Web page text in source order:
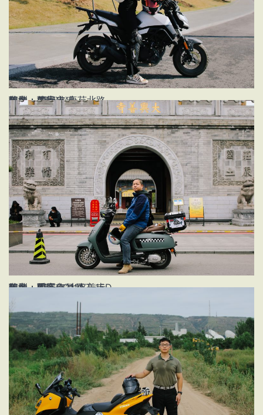
姓名：任柯
年龄：27
职业：护士
车型：春风狒狒
地点：西安市 唐苑北路
姓名：何磊
年龄：37
职业：陶瓷修复师
车型：重庆CQ125T-15D
地点：西安市 大兴善寺